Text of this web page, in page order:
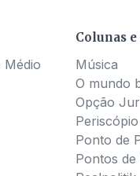
Médio
Colunas
Música
O mundo
Opção
Periscópio
Ponto de
Pontos de